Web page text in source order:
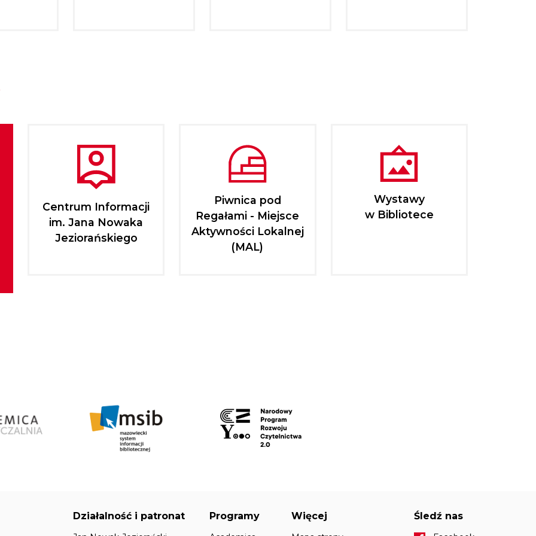
Centrum Informacji
im. Jana Nowaka
Jeziorańskiego
Piwnica pod
Regałami - Miejsce
Aktywności Lokalnej
(MAL)
Wystawy
w Bibliotece
Działalność i patronat Programy Więcej Śledź nas